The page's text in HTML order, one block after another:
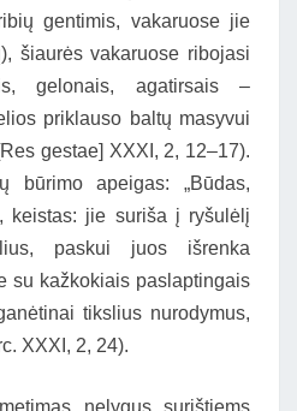
gentimis, vakaruose jie
šiaurės vakaruose ribojasi
gelonais, agatirsais –
priklauso baltų masyvui
gestae] XXXI, 2, 12–17).
būrimo apeigas: „Būdas,
keistas: jie suriša į ryšulėlį
paskui juos išrenka
su kažkokiais paslaptingais
tikslius nurodymus,
XXXI, 2, 24).
nelygus surištiems